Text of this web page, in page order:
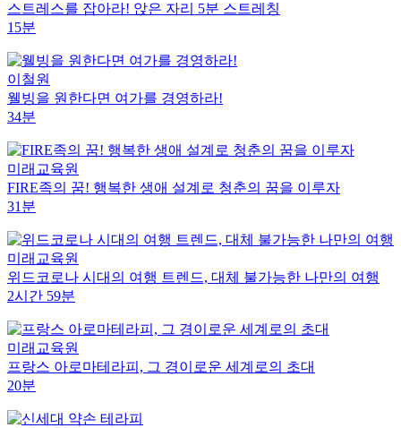
스트레스를 잡아라! 앉은 자리 5분 스트레칭
15분
이철원
웰빙을 원한다면 여가를 경영하라!
34분
미래교육원
FIRE족의 꿈! 행복한 생애 설계로 청춘의 꿈을 이루자
31분
미래교육원
위드코로나 시대의 여행 트렌드, 대체 불가능한 나만의 여행
2시간 59분
미래교육원
프랑스 아로마테라피, 그 경이로운 세계로의 초대
20분